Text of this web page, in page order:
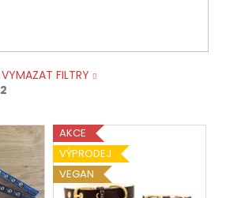
VYMAZAT FILTRY
2
AKCE
VÝPRODEJ
VEGAN